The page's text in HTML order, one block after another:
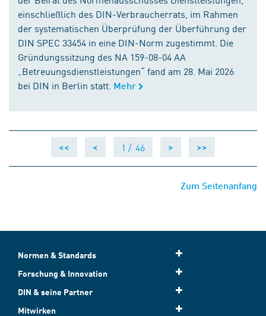
einschließlich des DIN-Verbraucherrats, im Rahmen
der systematischen Überprüfung der Überführung der
DIN SPEC 33454 in eine DIN-Norm zugestimmt. Die
Gründungssitzung des NA 159-08-04 AA
„Betreuungsdienstleistungen“ fand am 28. Mai 2026
bei DIN in Berlin statt. Mehr
<< < 1 / 46 > >>
Zum Seitenanfang
Normen & Standards
Forschung & Innovation
DIN & seine Partner
Mitwirken